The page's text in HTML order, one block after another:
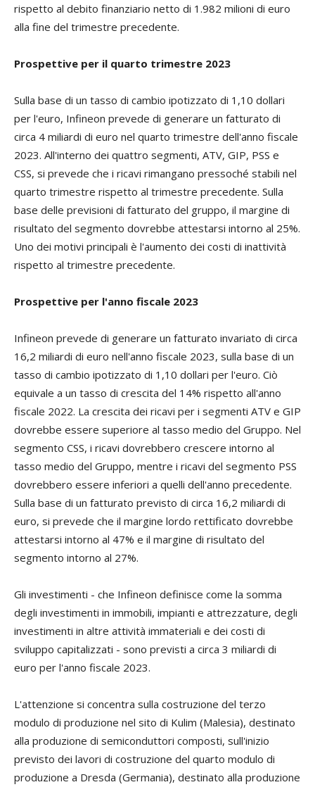
rispetto al debito finanziario netto di 1.982 milioni di euro
alla fine del trimestre precedente.
Prospettive per il quarto trimestre 2023
Sulla base di un tasso di cambio ipotizzato di 1,10 dollari
per l'euro, Infineon prevede di generare un fatturato di
circa 4 miliardi di euro nel quarto trimestre dell'anno fiscale
2023. All'interno dei quattro segmenti, ATV, GIP, PSS e
CSS, si prevede che i ricavi rimangano pressoché stabili nel
quarto trimestre rispetto al trimestre precedente. Sulla
base delle previsioni di fatturato del gruppo, il margine di
risultato del segmento dovrebbe attestarsi intorno al 25%.
Uno dei motivi principali è l'aumento dei costi di inattività
rispetto al trimestre precedente.
Prospettive per l'anno fiscale 2023
Infineon prevede di generare un fatturato invariato di circa
16,2 miliardi di euro nell'anno fiscale 2023, sulla base di un
tasso di cambio ipotizzato di 1,10 dollari per l'euro. Ciò
equivale a un tasso di crescita del 14% rispetto all'anno
fiscale 2022. La crescita dei ricavi per i segmenti ATV e GIP
dovrebbe essere superiore al tasso medio del Gruppo. Nel
segmento CSS, i ricavi dovrebbero crescere intorno al
tasso medio del Gruppo, mentre i ricavi del segmento PSS
dovrebbero essere inferiori a quelli dell'anno precedente.
Sulla base di un fatturato previsto di circa 16,2 miliardi di
euro, si prevede che il margine lordo rettificato dovrebbe
attestarsi intorno al 47% e il margine di risultato del
segmento intorno al 27%.
Gli investimenti - che Infineon definisce come la somma
degli investimenti in immobili, impianti e attrezzature, degli
investimenti in altre attività immateriali e dei costi di
sviluppo capitalizzati - sono previsti a circa 3 miliardi di
euro per l'anno fiscale 2023.
L'attenzione si concentra sulla costruzione del terzo
modulo di produzione nel sito di Kulim (Malesia), destinato
alla produzione di semiconduttori composti, sull'inizio
previsto dei lavori di costruzione del quarto modulo di
produzione a Dresda (Germania), destinato alla produzione